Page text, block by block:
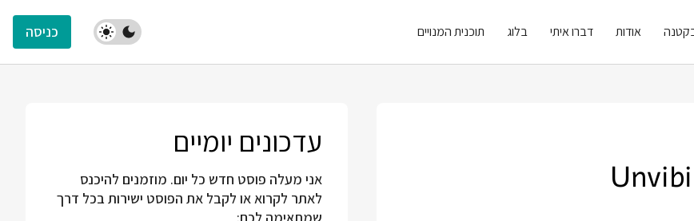
אודות דברו איתי בלוג תוכנית המנויים כניסה
עדכונים יומיים
אני מעלה פוסט חדש כל יום. מוזמנים להיכנס
לאתר לקרוא או לקבל את הפוסט ישירות בכל דרך